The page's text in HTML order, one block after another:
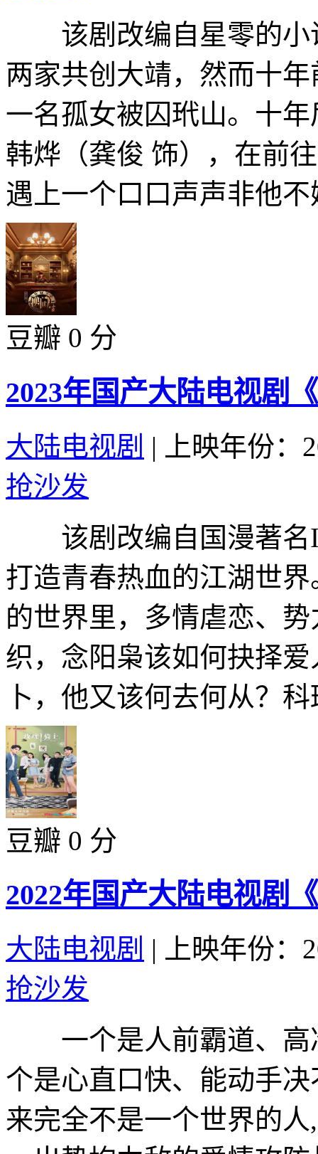
该剧改编自星零的
两家共创大靖，然而十
一名孤女被囚玳山。十
韩烨（龚俊 饰），在前
遇上一个口口声声非他
豆瓣 0 分
2023年国产大陆电视剧
大陆电视剧 |
上映年份：
抢沙发
该剧改编自国漫著名
打造青春热血的江湖世
的世界里，多情虐恋、
织，念阳枭该如何抉择
卜，他又该何去何从？
豆瓣 0 分
2022年国产大陆电视剧
大陆电视剧 |
上映年份：
抢沙发
一个是人前霸道、高
个是心直口快、能动手
来完全不是一个世界的